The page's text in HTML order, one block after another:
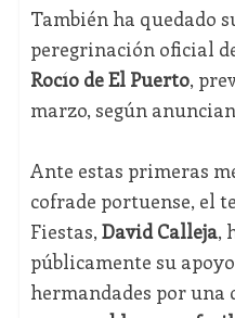
También ha quedado
peregrinación oficial
Rocío de El Puerto,
marzo, según
Ante estas primeras
cofrade portuense, el
Fiestas, David Calleja,
públicamente su
hermandades por una